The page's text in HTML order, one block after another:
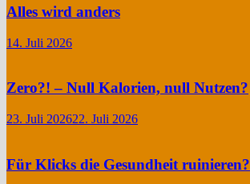
Alles wird anders
14. Juli 2026
Zero?! – Null Kalorien, null Nutzen?
23. Juli 202622. Juli 2026
Für Klicks die Gesundheit ruinieren?